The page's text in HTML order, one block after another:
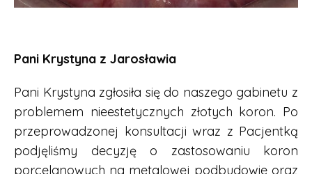
Pani Krystyna z Jarosławia
Pani Krystyna zgłosiła się do naszego gabinetu z
problemem nieestetycznych złotych koron. Po
przeprowadzonej konsultacji wraz z Pacjentką
podjęliśmy decyzję o zastosowaniu koron
porcelanowych na metalowej podbudowie oraz